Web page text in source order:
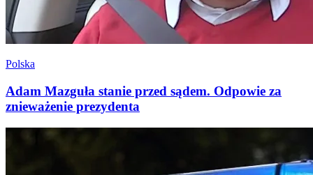
Polska
Adam Mazguła stanie przed sądem. Odpowie za
znieważenie prezydenta